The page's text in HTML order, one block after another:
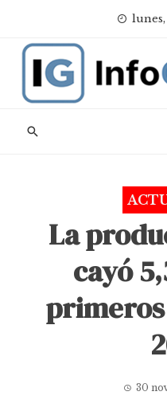
content
lunes,
La
cayó
primeros
30